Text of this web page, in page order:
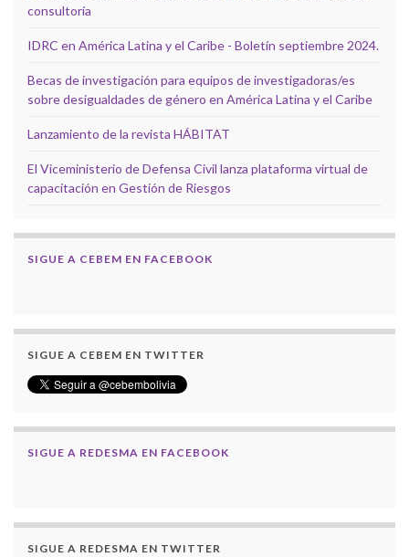
consultoría
IDRC en América Latina y el Caribe - Boletín septiembre 2024.
Becas de investigación para equipos de investigadoras/es
sobre desigualdades de género en América Latina y el Caribe
Lanzamiento de la revista HÁBITAT
El Viceministerio de Defensa Civil lanza plataforma virtual de
capacitación en Gestión de Riesgos
SIGUE A CEBEM EN FACEBOOK
SIGUE A CEBEM EN TWITTER
SIGUE A REDESMA EN FACEBOOK
SIGUE A REDESMA EN TWITTER